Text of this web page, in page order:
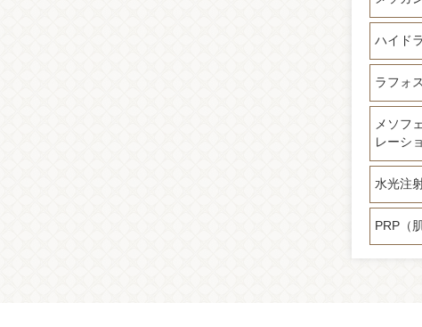
ハイド
ラフォ
メソフ
レーシ
水光注
PRP（